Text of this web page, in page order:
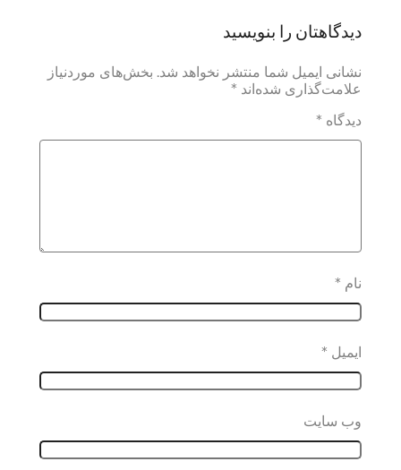
دیدگاهتان را بنویسید
نشانی ایمیل شما منتشر نخواهد شد. بخش‌های موردنیاز
علامت‌گذاری شده‌اند *
دیدگاه *
نام *
ایمیل *
وب‌ سایت